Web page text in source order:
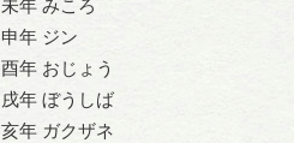
未年 みころ
申年 ジン
酉年 おじょう
戌年 ぼうしば
亥年 ガクザネ